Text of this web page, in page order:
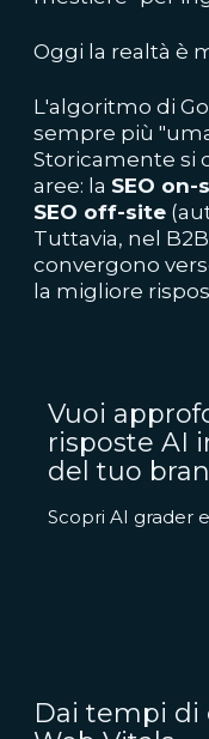
Oggi la realtà è
L'algoritmo di
sempre più
Storicamente si
aree: la SEO on-
SEO off-site
Tuttavia, nel
convergono
la migliore
Vuoi
risposte AI
del tuo
Scopri AI grader
Dai tempi di